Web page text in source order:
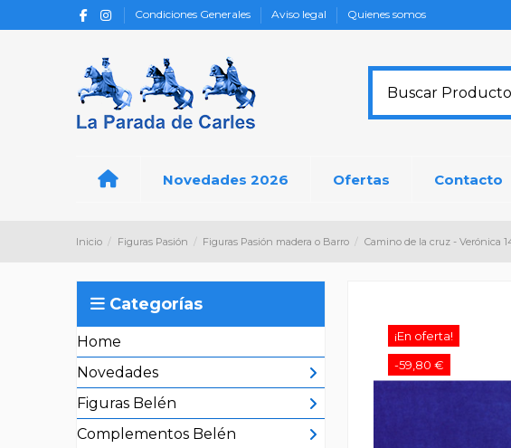
Condiciones Generales Aviso legal Quienes somos
Novedades 2026 Ofertas Contacto
Inicio Figuras Pasión Figuras Pasión madera o Barro Camino de la cruz - Verónica
¡En oferta!
-59,80 €
Categorías
Home
Novedades
Figuras Belén
Complementos Belén